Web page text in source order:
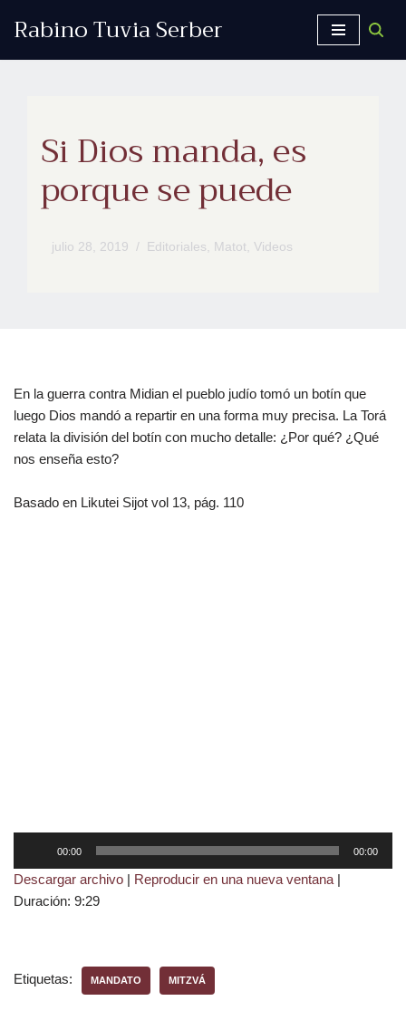
Rabino Tuvia Serber
Si Dios manda, es
porque se puede
julio 28, 2019 Editoriales, Matot, Videos
En la guerra contra Midian el pueblo judío tomó un botín que
luego Dios mandó a repartir en una forma muy precisa. La Torá
relata la división del botín con mucho detalle: ¿Por qué? ¿Qué
nos enseña esto?
Basado en Likutei Sijot vol 13, pág. 110
p
r
u
00:00 00:00
Descargar archivo | Reproducir en una nueva ventana |
Duración: 9:29
Etiquetas: MANDATO MITZVÁ